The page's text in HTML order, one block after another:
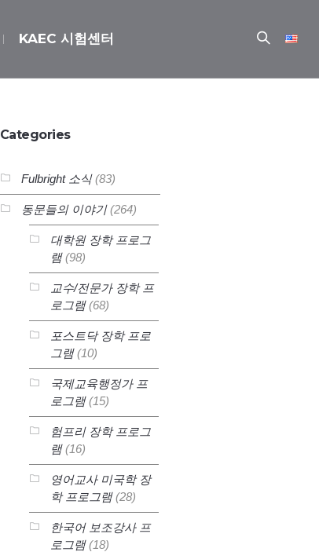
KAEC 시험센터
Categories
Fulbright 소식(83)
동문들의 이야기(264)
대학원 장학 프로그
램(98)
교수/전문가 장학 프
로그램(68)
포스트닥 장학 프로
그램(10)
국제교육행정가 프
로그램(15)
험프리 장학 프로그
램(16)
영어교사 미국학 장
학 프로그램(28)
한국어 보조강사 프
로그램(18)